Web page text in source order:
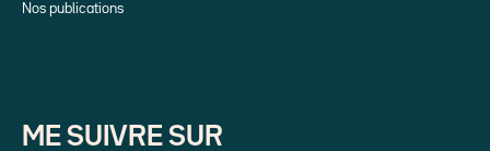
Nos publications
ME SUIVRE SUR